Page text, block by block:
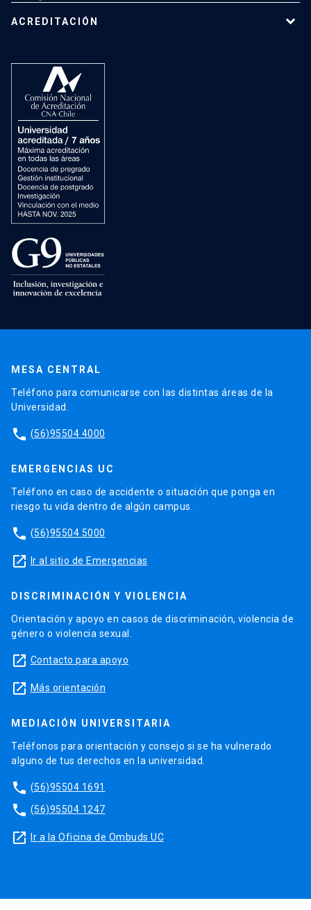
ACREDITACIÓN
MESA CENTRAL
Teléfono para comunicarse con las distintas áreas de la
Universidad.
phone (56)95504 4000
EMERGENCIAS UC
Teléfono en caso de accidente o situación que ponga en
riesgo tu vida dentro de algún campus.
phone (56)95504 5000
launch Ir al sitio de Emergencias
DISCRIMINACIÓN Y VIOLENCIA
Orientación y apoyo en casos de discriminación, violencia de
género o violencia sexual.
launch Contacto para apoyo
launch Más orientación
MEDIACIÓN UNIVERSITARIA
Teléfonos para orientación y consejo si se ha vulnerado
alguno de tus derechos en la universidad.
phone (56)95504 1691
phone (56)95504 1247
launch Ir a la Oficina de Ombuds UC